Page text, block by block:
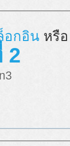
อกอิน หรื
2